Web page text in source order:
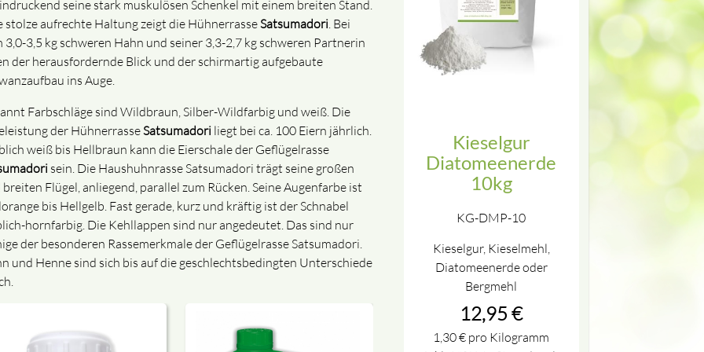
seine stark muskulösen Schenkel mit einem breiten Stand.
stolze aufrechte Haltung zeigt die HühnerrasseSatsumadori. Bei
3,0-3,5 kg schweren Hahn und seiner 3,3-2,7 kg schweren Partnerin
der herausfordernde Blick und der schirmartig aufgebaute
ins Auge.
Farbschläge sind Wildbraun, Silber-Wildfarbig und weiß. Die
der HühnerrasseSatsumadoriliegt bei ca. 100 Eiern jährlich.
weiß bis Hellbraun kann die Eierschale der Geflügelrasse
sein. Die Haushuhnrasse Satsumadori trägt seine großen
breiten Flügel, anliegend, parallel zum Rücken. Seine Augenfarbe ist
bis Hellgelb. Fast gerade, kurz und kräftig ist der Schnabel
hornfarbig. Die Kehllappen sind nur angedeutet. Das sind nur
der besonderen Rassemerkmale der Geflügelrasse Satsumadori.
und Henne sind sich bis auf die geschlechtsbedingten Unterschiede
Kieselgur
Diatomeenerde
10kg
KG-DMP-10
Kieselgur, Kieselmehl,
Diatomeenerde oder
Bergmehl
12,95€
1,30€ pro Kilogramm